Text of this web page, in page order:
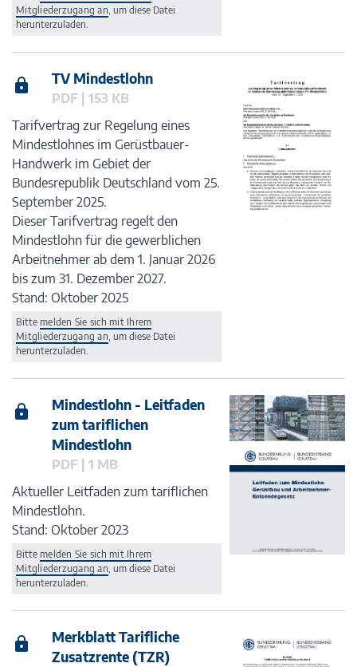
Mitgliederzugang an, um diese Datei
herunterzuladen.
TV Mindestlohn
PDF | 153 KB
Tarifvertrag zur Regelung eines
Mindestlohnes im Gerüstbauer-
Handwerk im Gebiet der
Bundesrepublik Deutschland vom 25.
September 2025.
Dieser Tarifvertrag regelt den
Mindestlohn für die gewerblichen
Arbeitnehmer ab dem 1. Januar 2026
bis zum 31. Dezember 2027.
Stand: Oktober 2025
Bitte melden Sie sich mit Ihrem
Mitgliederzugang an, um diese Datei
herunterzuladen.
Mindestlohn - Leitfaden
zum tariflichen
Mindestlohn
PDF | 1 MB
Aktueller Leitfaden zum tariflichen
Mindestlohn.
Stand: Oktober 2023
Bitte melden Sie sich mit Ihrem
Mitgliederzugang an, um diese Datei
herunterzuladen.
Merkblatt Tarifliche
Zusatzrente (TZR)